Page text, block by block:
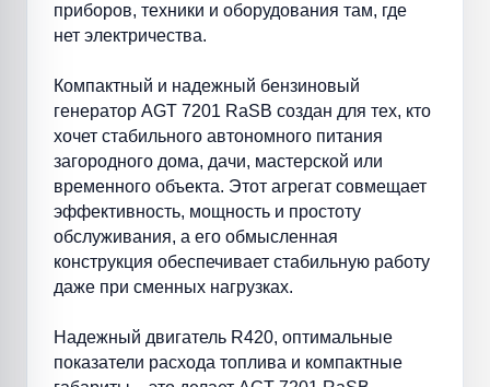
приборов, техники и оборудования там, где
нет электричества.
Компактный и надежный бензиновый
генератор AGT 7201 RaSB создан для тех, кто
хочет стабильного автономного питания
загородного дома, дачи, мастерской или
временного объекта. Этот агрегат совмещает
эффективность, мощность и простоту
обслуживания, а его обмысленная
конструкция обеспечивает стабильную работу
даже при сменных нагрузках.
Надежный двигатель R420, оптимальные
показатели расхода топлива и компактные